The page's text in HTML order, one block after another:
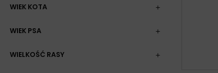
WIEK KOTA
WIEK PSA
WIELKOŚĆ RASY